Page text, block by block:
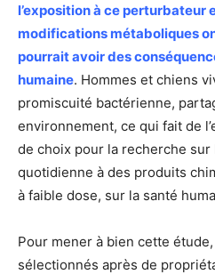
l’exposition à ce perturbateur
modifications métaboliques
pourrait avoir des
humaine. Hommes et chiens
promiscuité bactérienne,
environnement, ce qui fait de
de choix pour la recherche sur
quotidienne à des produits
à faible dose, sur la santé
Pour mener à bien cette
sélectionnés après de